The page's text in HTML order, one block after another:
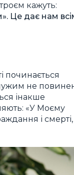
кажуть:
Це дає нам
починається
чужим не
інакше
«У Моєму
і смерті,